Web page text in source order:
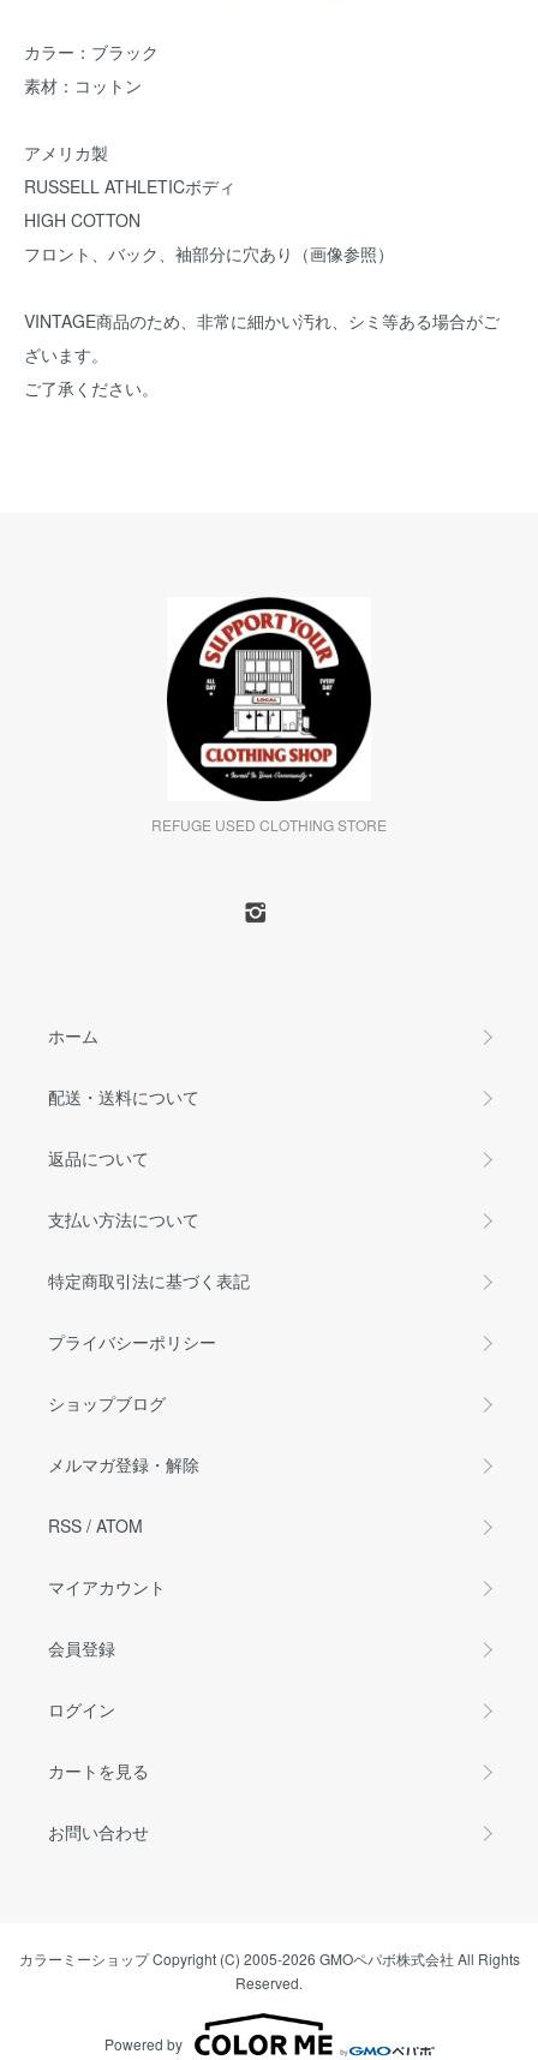
カラー：ブラック
素材：コットン
アメリカ製
RUSSELL ATHLETICボディ
HIGH COTTON
フロント、バック、袖部分に穴あり（画像参照）
VINTAGE商品のため、非常に細かい汚れ、シミ等ある場合がご
ざいます。
ご了承ください。
REFUGE USED CLOTHING STORE
ホーム
配送・送料について
返品について
支払い方法について
特定商取引法に基づく表記
プライバシーポリシー
ショップブログ
メルマガ登録・解除
RSS / ATOM
マイアカウント
会員登録
ログイン
カートを見る
お問い合わせ
カラーミーショップCopyright (C) 2005-2026 GMOペパボ株式会社 All Rights
Reserved.
Powered by